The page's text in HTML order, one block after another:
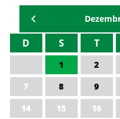
D S T
1 2
7
8 9
14
15 16